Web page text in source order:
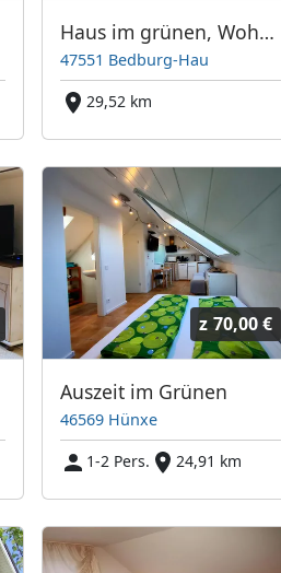
Haus im grünen, Wohnung 2
47551 Bedburg-Hau
29,52 km
z 70,00 €
Auszeit im Grünen
46569 Hünxe
1-2 Pers.
24,91 km